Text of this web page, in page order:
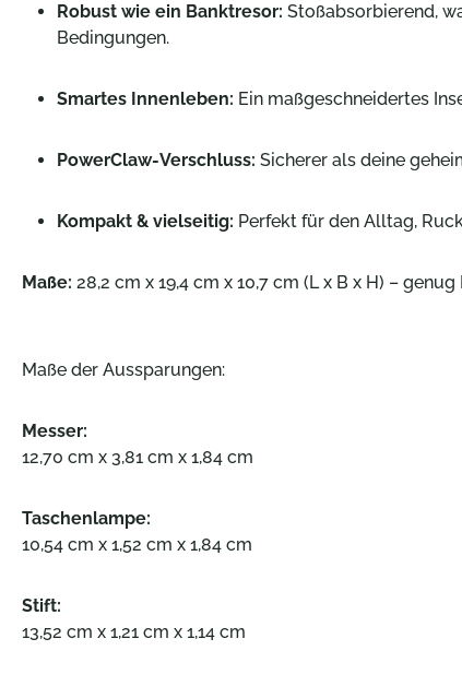
Robust wie ein Banktresor: Stoßabsorbierend,
Bedingungen.
Smartes Innenleben: Ein maßgeschneidertes
PowerClaw-Verschluss: Sicherer als deine
Kompakt & vielseitig: Perfekt für den Alltag,
Maße: 28,2 cm x 19,4 cm x 10,7 cm (L x B x H) –
Maße der Aussparungen:
Messer:
12,70 cm x 3,81 cm x 1,84 cm
Taschenlampe:
10,54 cm x 1,52 cm x 1,84 cm
Stift:
13,52 cm x 1,21 cm x 1,14 cm